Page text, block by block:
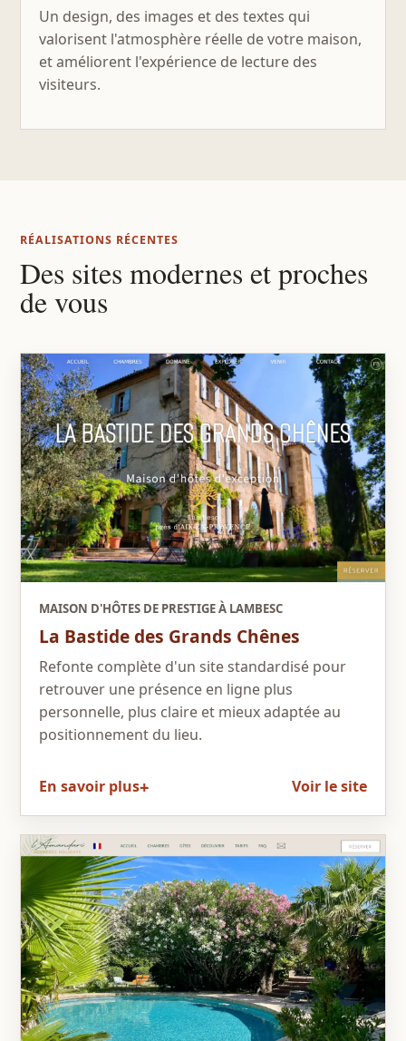
Un design, des images et des textes qui
valorisent l'atmosphère réelle de votre maison,
et améliorent l'expérience de lecture des
visiteurs.
RÉALISATIONS RÉCENTES
Des sites modernes et proches
de vous
MAISON D'HÔTES DE PRESTIGE À LAMBESC
La Bastide des Grands Chênes
Refonte complète d'un site standardisé pour
retrouver une présence en ligne plus
personnelle, plus claire et mieux adaptée au
positionnement du lieu.
En savoir plus Voir le site